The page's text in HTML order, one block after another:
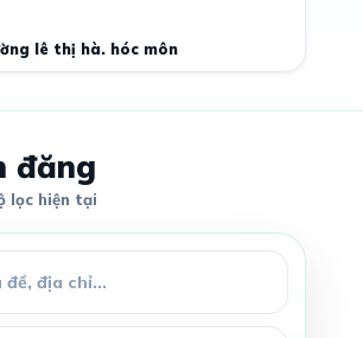
lê thị hà. hóc môn
đăng
lọc hiện tại